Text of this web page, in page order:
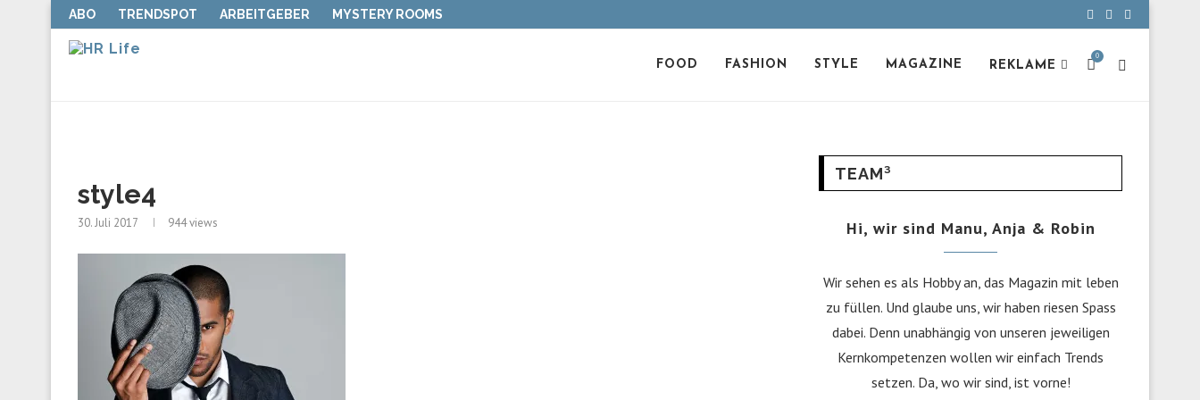
ABO TRENDSPOT ARBEITGEBER MYSTERY ROOMS
FOOD FASHION STYLE MAGAZINE REKLAME
0
style4
30. Juli 2017 944views
TEAM³
Hi, wir sind Manu, Anja & Robin
Wir sehen es als Hobby an, das Magazin mit leben
zu füllen. Und glaube uns, wir haben riesen Spass
dabei. Denn unabhängig von unseren jeweiligen
Kernkompetenzen wollen wir einfach Trends
setzen. Da, wo wir sind, ist vorne!